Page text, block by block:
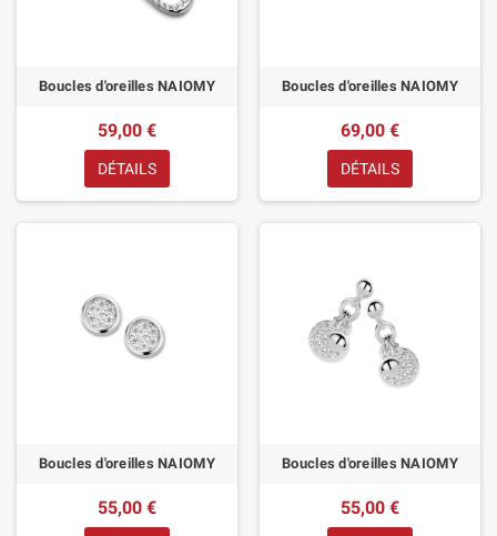
Boucles d'oreilles NAIOMY
59,00 €
DÉTAILS
Boucles d'oreilles NAIOMY
69,00 €
DÉTAILS
Boucles d'oreilles NAIOMY
55,00 €
Boucles d'oreilles NAIOMY
55,00 €